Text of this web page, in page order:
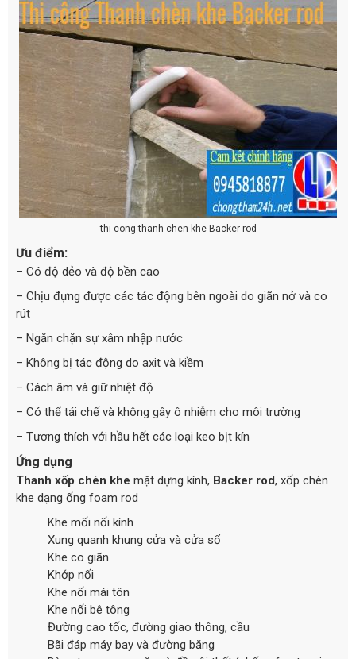
thi-cong-thanh-chen-khe-Backer-rod
Ưu điểm:
– Có độ dẻo và độ bền cao
– Chịu đựng được các tác động bên ngoài do giãn nở và co
rút
– Ngăn chặn sự xâm nhập nước
– Không bị tác động do axit và kiềm
– Cách âm và giữ nhiệt độ
– Có thể tái chế và không gây ô nhiễm cho môi trường
– Tương thích với hầu hết các loại keo bịt kín
Ứng dụng
Thanh xốp chèn khe mặt dựng kính, Backer rod, xốp chèn
khe dạng ống foam rod
Khe mối nối kính
Xung quanh khung cửa và cửa sổ
Khe co giãn
Khớp nối
Khe nối mái tôn
Khe nối bê tông
Đường cao tốc, đường giao thông, cầu
Bãi đáp máy bay và đường băng